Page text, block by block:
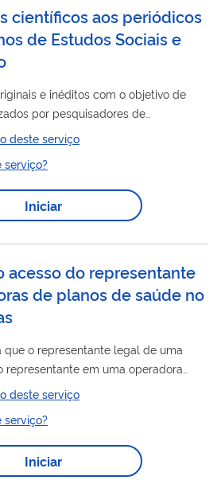
canceladas ; - criação de usuários no
Operadoras...
científicos aos periódicos
de Estudos Sociais e
e inéditos com o objetivo de
por pesquisadores de
de pesquisa do Brasil e do exterior.
deste serviço
serviço?
Iniciar
acesso do representante
de planos de saúde no
que o representante legal de uma
representante em uma operadora
oPortal
deste serviço
serviço?
Iniciar